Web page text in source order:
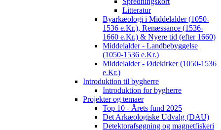
Litteratur
Byarkæologi i Middelalder (1050-
1536 e.Kr.), Renæssance (1536-
1660 e.Kr.) & Nyere tid (efter 1660)
Middelalder - Landbebyggelse
(1050-1536 e.Kr.)
Middelalder - Ødekirker (1050-1536
e.Kr.)
Introduktion til bygherre
Introduktion for bygherre
Projekter og temaer
Top 10 - Årets fund 2025
Det Arkæologiske Udvalg (DAU)
Detektorafsøgning og magnetfiskeri